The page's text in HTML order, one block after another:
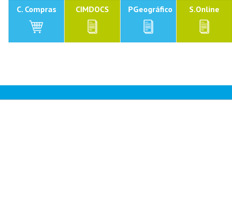
C. Compras CIMDOCS PGeográfico S.Online